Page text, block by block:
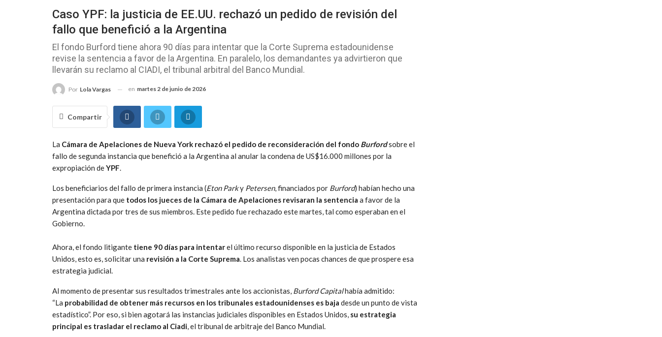
Caso YPF: la justicia de EE.UU. rechazó un pedido de revisión del
fallo que benefició a la Argentina
El fondo Burford tiene ahora 90 días para intentar que la Corte Suprema estadounidense
revise la sentencia a favor de la Argentina. En paralelo, los demandantes ya advirtieron que
llevarán su reclamo al CIADI, el tribunal arbitral del Banco Mundial.
Por Lola Vargas en martes 2 de junio de 2026
Compartir
La Cámara de Apelaciones de Nueva York rechazó el pedido de reconsideración del fondo Burfordsobre el
fallo de segunda instancia que benefició a la Argentina al anular la condena de US$16.000 millones por la
expropiación deYPF.
Los beneficiarios del fallo de primera instancia (Eton Parky Petersen, financiados por Burford) habían hecho una
presentación para que todos los jueces de la Cámara de Apelaciones revisaran la sentencia a favor de la
Argentina dictada por tres de sus miembros. Este pedido fue rechazado este martes, tal como esperaban en el
Gobierno.
Ahora, el fondo litigante tiene 90 días para intentarel último recurso disponible en la justicia de Estados
Unidos, esto es, solicitar una revisión a la Corte Suprema. Los analistas ven pocas chances de que prospere esa
estrategia judicial.
Al momento de presentar sus resultados trimestrales ante los accionistas, Burford Capitalhabía admitido:
“La probabilidad de obtener más recursos en los tribunales estadounidenses es baja desde un punto de vista
estadístico”. Por eso, si bien agotará las instancias judiciales disponibles en Estados Unidos, su estrategia
principal es trasladar el reclamo al Ciadi, el tribunal de arbitraje del Banco Mundial.